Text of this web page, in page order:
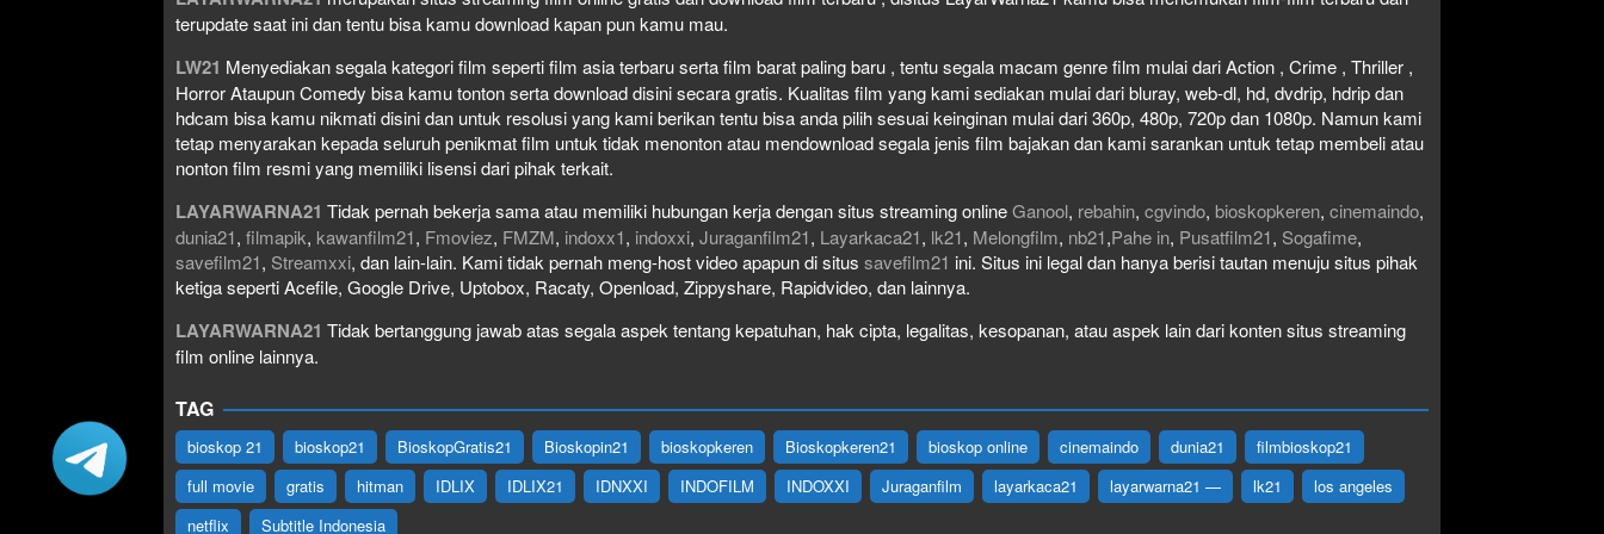
terupdate saat ini dan tentu bisa kamu download kapan pun kamu mau.
LW21 Menyediakan segala kategori film seperti film asia terbaru serta film barat paling baru , tentu segala macam genre film mulai dari Action , Crime , Thriller ,
Horror Ataupun Comedy bisa kamu tonton serta download disini secara gratis. Kualitas film yang kami sediakan mulai dari bluray, web-dl, hd, dvdrip, hdrip dan
hdcam bisa kamu nikmati disini dan untuk resolusi yang kami berikan tentu bisa anda pilih sesuai keinginan mulai dari 360p, 480p, 720p dan 1080p. Namun kami
tetap menyarakan kepada seluruh penikmat film untuk tidak menonton atau mendownload segala jenis film bajakan dan kami sarankan untuk tetap membeli atau
nonton film resmi yang memiliki lisensi dari pihak terkait.
LAYARWARNA21 Tidak pernah bekerja sama atau memiliki hubungan kerja dengan situs streaming onlineGanool, rebahin, cgvindo, bioskopkeren, cinemaindo,
dunia21, filmapik, kawanfilm21, Fmoviez, FMZM, indoxx1, indoxxi, Juraganfilm21, Layarkaca21, lk21, Melongfilm, nb21,Pahe in, Pusatfilm21, Sogafime,
savefilm21, Streamxxi, dan lain-lain. Kami tidak pernah meng-host video apapun di situs savefilm21 ini. Situs ini legal dan hanya berisi tautan menuju situs pihak
ketiga seperti Acefile, Google Drive, Uptobox, Racaty, Openload, Zippyshare, Rapidvideo, dan lainnya.
LAYARWARNA21 Tidak bertanggung jawab atas segala aspek tentang kepatuhan, hak cipta, legalitas, kesopanan, atau aspek lain dari konten situs streaming
film online lainnya.
TAG
bioskop 21 bioskop21 BioskopGratis21 Bioskopin21 bioskopkeren Bioskopkeren21 bioskop online cinemaindo dunia21
filmbioskop21
full movie
gratis hitman IDLIX IDLIX21 IDNXXI INDOFILM INDOXXI Juraganfilm layarkaca21 layarwarna21 — lk21
los angeles
netflix
Subtitle Indonesia